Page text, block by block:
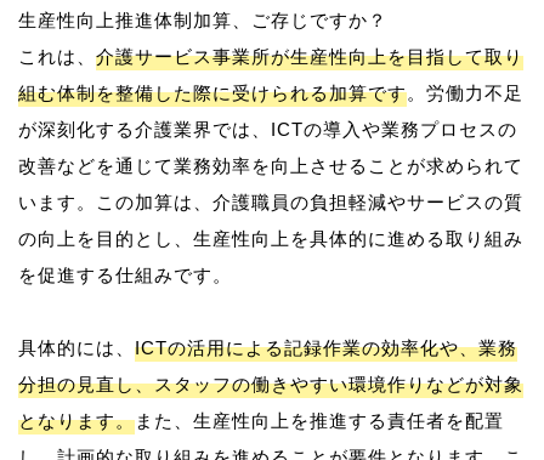
生産性向上推進体制加算、ご存じですか？
これは、 介護サービス事業所が生産性向上を目指して取り
組む体制を整備した際に受けられる加算です。労働力不足
が深刻化する介護業界では、ICTの導入や業務プロセスの
改善などを通じて業務効率を向上させることが求められて
います。この加算は、介護職員の負担軽減やサービスの質
の向上を目的とし、生産性向上を具体的に進める取り組み
を促進する仕組みです。
具体的には、 ICTの活用による記録作業の効率化や、業務
分担の見直し、スタッフの働きやすい環境作りなどが対象
となります。また、生産性向上を推進する責任者を配置